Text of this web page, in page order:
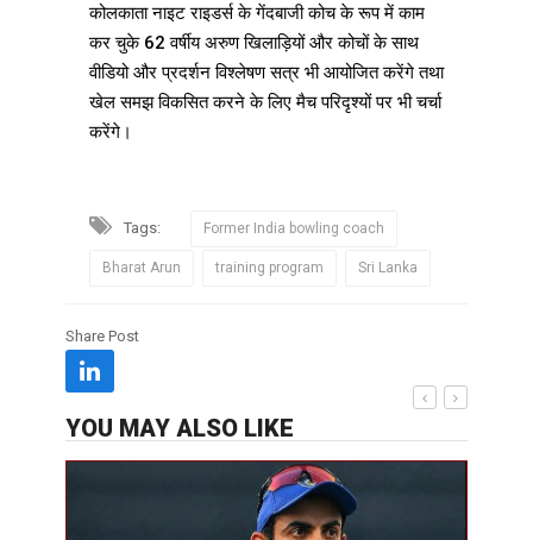
कोलकाता नाइट राइडर्स के गेंदबाजी कोच के रूप में काम
कर चुके 62 वर्षीय अरुण खिलाड़ियों और कोचों के साथ
वीडियो और प्रदर्शन विश्लेषण सत्र भी आयोजित करेंगे तथा
खेल समझ विकसित करने के लिए मैच परिदृश्यों पर भी चर्चा
करेंगे।
Tags: Former India bowling coach
Bharat Arun training program Sri Lanka
Share Post
YOU MAY ALSO LIKE